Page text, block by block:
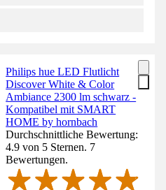
Philips hue LED Flutlicht
Discover White & Color
Ambiance 2300 lm schwarz -
Kompatibel mit SMART
HOME by hornbach
Durchschnittliche Bewertung:
4.9 von 5 Sternen. 7
Bewertungen.